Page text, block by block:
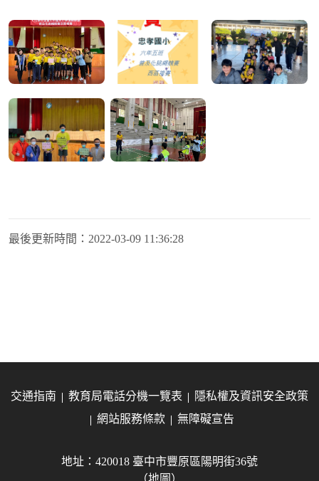
最後更新時間： 2022-03-09 11:36:28
交通指南 教育局電話分機一覽表
隱私權及資訊安全政策
網站服務條款
無障礙宣告
地址：420018 臺中市豐原區陽明街36號